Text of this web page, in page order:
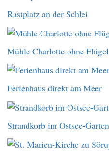
Rastplatz an der Schlei
Mühle Charlotte ohne Flügel
Ferienhaus direkt am Meer
Strandkorb im Ostsee-Garten